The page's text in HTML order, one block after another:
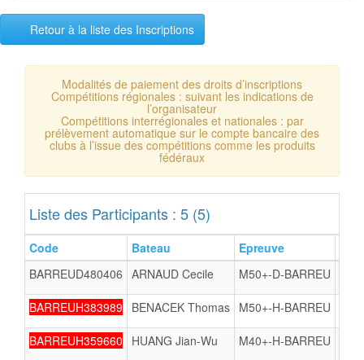
Retour à la liste des Inscriptions
Modalités de paiement des droits d’inscriptions
Compétitions régionales : suivant les indications de
l’organisateur
Compétitions interrégionales et nationales : par
prélèvement automatique sur le compte bancaire des
clubs à l’issue des compétitions comme les produits
fédéraux
Liste des Participants : 5 (5)
Code Bateau Epreuve
BARREUD480406 ARNAUD Cecile M50+-D-BARREU
BARREUH383989 BENACEK Thomas M50+-H-BARREU
BARREUH359660 HUANG Jian-Wu M40+-H-BARREU